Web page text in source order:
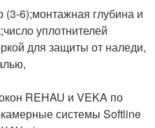
(3-6);монтажная глубина и
уплотнителей
для защиты от наледи,
REHAU и VEKA по
камерные системы Softline